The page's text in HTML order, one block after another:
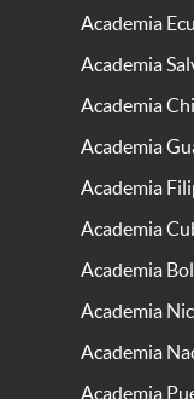
Academia
Academia
Academia
Academia
Academia
Academia
Academia
Academia
Academia
Academia